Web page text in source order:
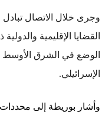
وجرى خلال الاتصال
القضايا الإقليمية
الوضع في الشرق
الإسرائيلي.
وأشار بوريطة إلى